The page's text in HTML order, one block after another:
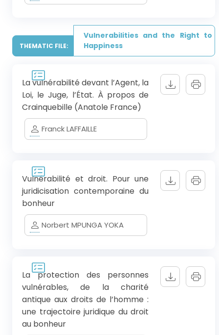
THEMATIC FILE:
Vulnerabilities and the Right to
Happiness
La vulnérabilité devant l’Agent, la
Loi, le Juge, l’État. À propos de
Crainquebille (Anatole France)
Franck LAFFAILLE
Vulnérabilité et droit. Pour une
juridicisation contemporaine du
bonheur
Norbert MPUNGA YOKA
La protection des personnes
vulnérables, de la charité
antique aux droits de l’homme :
une trajectoire juridique du droit
au bonheur